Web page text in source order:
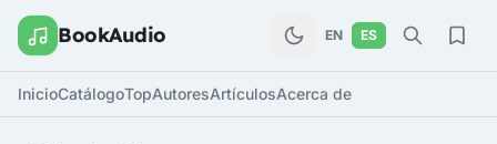
BookAudio EN ES
InicioCatálogoTopAutoresArtículosAcerca de